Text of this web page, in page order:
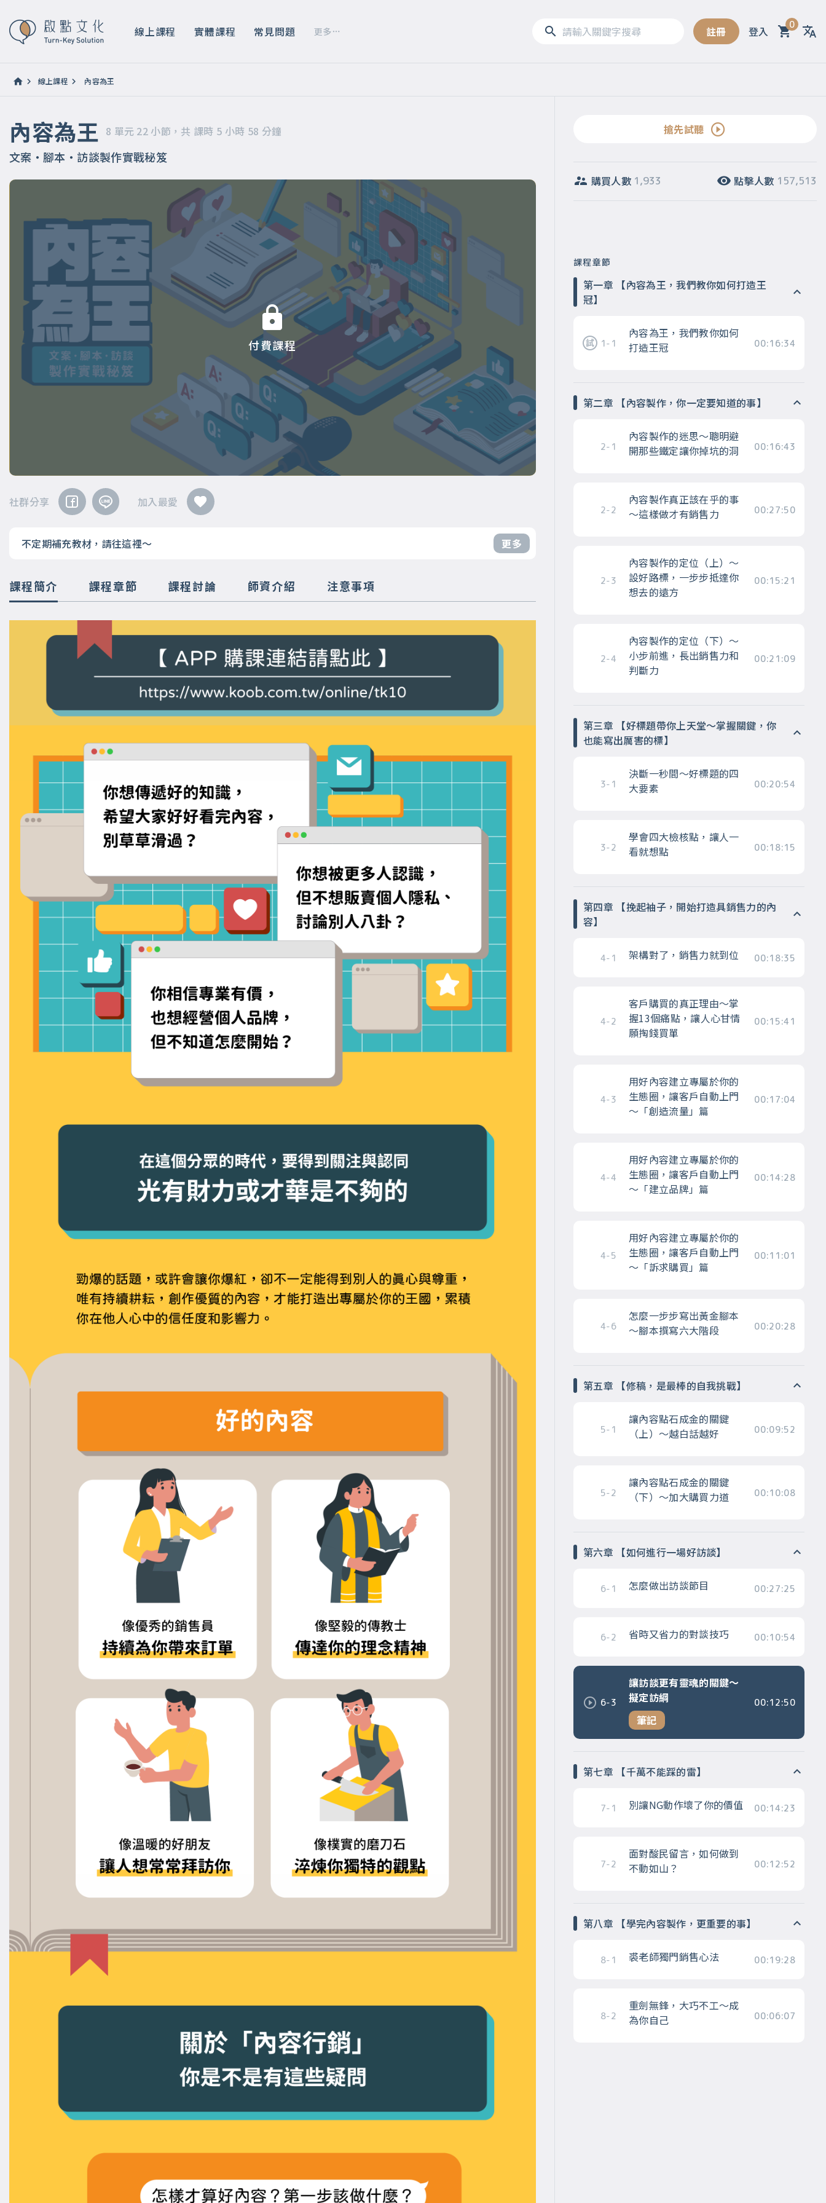
線上課程 實體課程 常見問題 更多 註冊 登入 0
8 單元 22 小節，共 課時 5 小時 58 分鐘
線上課程 內容為王
內容為王 8 單元 22 小節，共 課時 5 小時 58 分鐘
文案・腳本・訪談製作實戰秘笈
付費課程
不定期補充教材，請往這裡～ 更多
社群分享 加入最愛
課程簡介 課程章節 課程討論 師資介紹 注意事項
搶先試聽
購買人數 1,933 點擊人數 157,513
課程章節
第一章 【內容為王，我們教你如何打造王
冠】
1-1
內容為王，我們教你如何
打造王冠
00:16:34
第二章 【內容製作，你一定要知道的事】
2-1
內容製作的迷思～聰明避
開那些鐵定讓你掉坑的洞
00:16:43
2-2
內容製作真正該在乎的事
～這樣做才有銷售力
00:27:50
2-3
內容製作的定位（上）～
設好路標，一步步抵達你
想去的遠方
00:15:21
2-4
內容製作的定位（下）～
小步前進，長出銷售力和
判斷力
00:21:09
第三章 【好標題帶你上天堂～掌握關鍵，你
也能寫出厲害的標】
3-1
決斷一秒間～好標題的四
大要素
00:20:54
3-2
學會四大檢核點，讓人一
看就想點
00:18:15
第四章 【挽起袖子，開始打造具銷售力的內
容】
4-1 架構對了，銷售力就到位 00:18:35
4-2
客戶購買的真正理由～掌
握13個痛點，讓人心甘情
願掏錢買單
00:15:41
4-3
用好內容建立專屬於你的
生態圈，讓客戶自動上門
～「創造流量」篇
00:17:04
4-4
用好內容建立專屬於你的
生態圈，讓客戶自動上門
～「建立品牌」篇
00:14:28
4-5
用好內容建立專屬於你的
生態圈，讓客戶自動上門
～「訴求購買」篇
00:11:01
4-6
怎麼一步步寫出黃金腳本
～腳本撰寫六大階段
00:20:28
第五章 【修稿，是最棒的自我挑戰】
5-1
讓內容點石成金的關鍵
（上）～越白話越好
00:09:52
5-2
讓內容點石成金的關鍵
（下）～加大購買力道
00:10:08
第六章 【如何進行一場好訪談】
6-1 怎麼做出訪談節目 00:27:25
6-2 省時又省力的對談技巧 00:10:54
6-3
讓訪談更有靈魂的關鍵～
擬定訪綱
筆記
00:12:50
第七章 【千萬不能踩的雷】
7-1 別讓NG動作壞了你的價值 00:14:23
7-2
面對酸民留言，如何做到
不動如山？
00:12:52
第八章 【學完內容製作，更重要的事】
8-1 裘老師獨門銷售心法 00:19:28
8-2
重劍無鋒，大巧不工～成
為你自己
00:06:07